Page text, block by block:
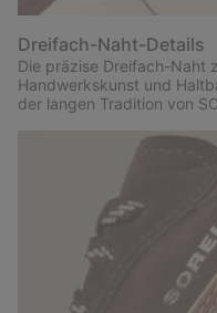
Dreifach-Naht-Details
Die präzise Dreifach-Naht
Handwerkskunst und
der langen Tradition von